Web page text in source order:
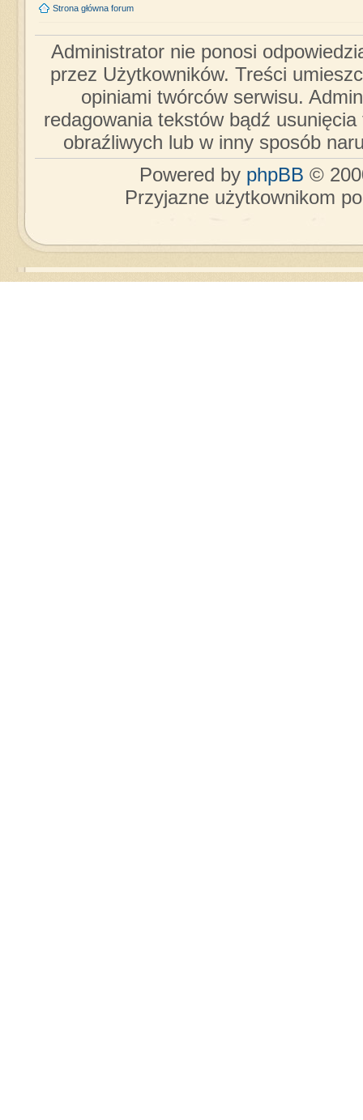
Strona główna forum
Administrator nie ponosi
przez Użytkowników. Treści
opiniami twórców serwisu.
redagowania tekstów bądź
obraźliwych lub w inny sposób
Powered by phpBB ©
Przyjazne użytkownikom